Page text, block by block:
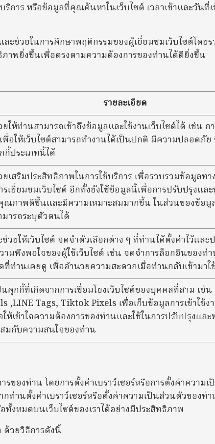
การ หรือข้อมูลที่คุณค้นหาในเว็บไซต์ เวลาเข้าและวันที่
ะช่วยในการศึกษาพฤติกรรมของผู้เยี่ยมชมเว็บไซต์โด
าพยิ่งขึ้นเพื่อตรงตามความต้องการของท่านได้ดียิ่งขึ้น
รายละเอียด
ให้ท่านสามารถเข้าถึงข้อมูลและใช้งานเว็บไซต์ได้ เช่น ก
พื่อให้เว็บไซต์สามารถทำงานได้เป็นปกติ มีความปลอดภั
กี้ประเภทนี้ได้
เสริมประสิทธิภาพในการใช้บริการ เพื่อรวบรวมข้อมูลท
เยี่ยมชมเว็บไซต์ อีกทั้งยังใช้ข้อมูลนี้เพื่อการปรับปรุงแล
ณภาพดีขึ้นและมีความเหมาะสมมากขึ้น ในส่วนของข้อ
ารถระบุตัวตนได้
วยให้เว็บไซต์ จดจำตัวเลือกต่าง ๆ ที่ท่านได้ตั้งค่าไว้แล
มพึงพอใจของผู้ใช้เว็บไซต์ เช่น จดจำการล็อกอินของท่
ท่านเคยดู เพื่ออำนวยความสะดวกเมื่อท่านกลับเข้ามาใ
คุกกี้ที่เกิดจากการเชื่อมโยงเว็บไซต์ของบุคคลที่สาม เช่
,LINE Tags, Tiktok Pixels เพื่อเก็บข้อมูลการเข้าใช้
ห้เข้าใจความต้องการของท่านและใช้ในการปรับปรุงแล
มกับความสนใจของท่าน
ของท่าน โดยการตั้งค่าเบราว์เซอร์หรือการตั้งค่าความ
ท่านตั้งค่าเบราว์เซอร์หรือตั้งค่าความเป็นส่วนตัวของท่
งหมดบนเว็บไซต์ของเราได้อย่างมีประสิทธิภาพ
ด้วยวิธีการดังนี้